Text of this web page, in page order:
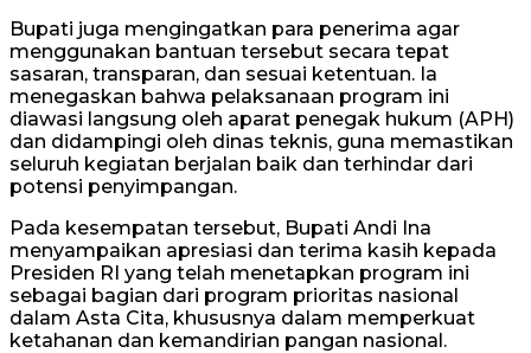
Bupati juga mengingatkan para penerima agar
menggunakan bantuan tersebut secara tepat
sasaran, transparan, dan sesuai ketentuan. Ia
menegaskan bahwa pelaksanaan program ini
diawasi langsung oleh aparat penegak hukum (APH)
dan didampingi oleh dinas teknis, guna memastikan
seluruh kegiatan berjalan baik dan terhindar dari
potensi penyimpangan.
Pada kesempatan tersebut, Bupati Andi Ina
menyampaikan apresiasi dan terima kasih kepada
Presiden RI yang telah menetapkan program ini
sebagai bagian dari program prioritas nasional
dalam Asta Cita, khususnya dalam memperkuat
ketahanan dan kemandirian pangan nasional.